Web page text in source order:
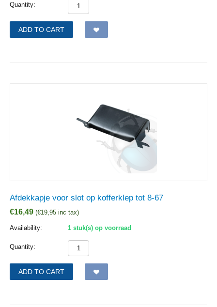
Quantity:
ADD TO CART
Afdekkapje voor slot op kofferklep tot 8-67
€16,49 (€19,95 inc tax)
Availability: 1 stuk(s) op voorraad
Quantity:
ADD TO CART